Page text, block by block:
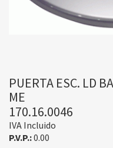
PUERTA ESC. LD
ME
170.16.0046
IVA Incluido
P.V.P.:0.00